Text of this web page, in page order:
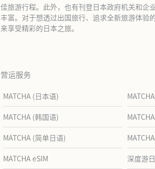
佳旅游行程。此外，也有刊登日本政府机关和企
丰富。对于想透过出国旅行、追求全新旅游体验
来享受精彩的日本之旅。
营运服务
MATCHA (日本语)
MATCHA (韩国语)
MATCHA (简单日语)
MATCHA eSIM 深度游